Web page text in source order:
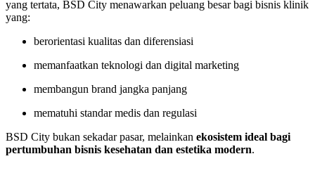
yang tertata, BSD City menawarkan peluang besar bagi bisnis klinik
yang:
berorientasi kualitas dan diferensiasi
memanfaatkan teknologi dan digital marketing
membangun brand jangka panjang
mematuhi standar medis dan regulasi
BSD City bukan sekadar pasar, melainkan ekosistem ideal bagi
pertumbuhan bisnis kesehatan dan estetika modern.